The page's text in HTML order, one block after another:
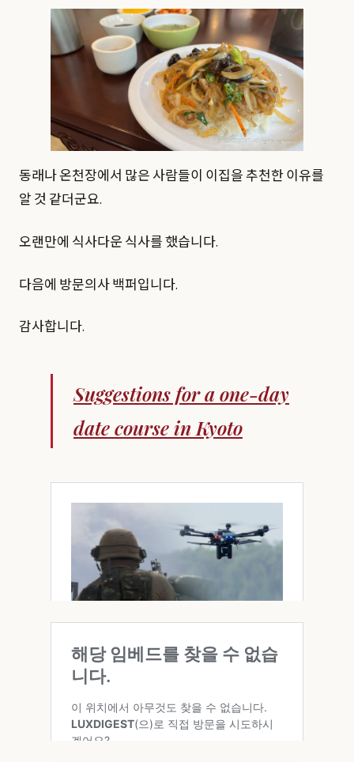
동래나 온천장에서 많은 사람들이 이집을 추천한 이유를
알 것 같더군요.
오랜만에 식사다운 식사를 했습니다.
다음에 방문의사 백퍼입니다.
감사합니다.
Suggestions for a one-day
date course in Kyoto